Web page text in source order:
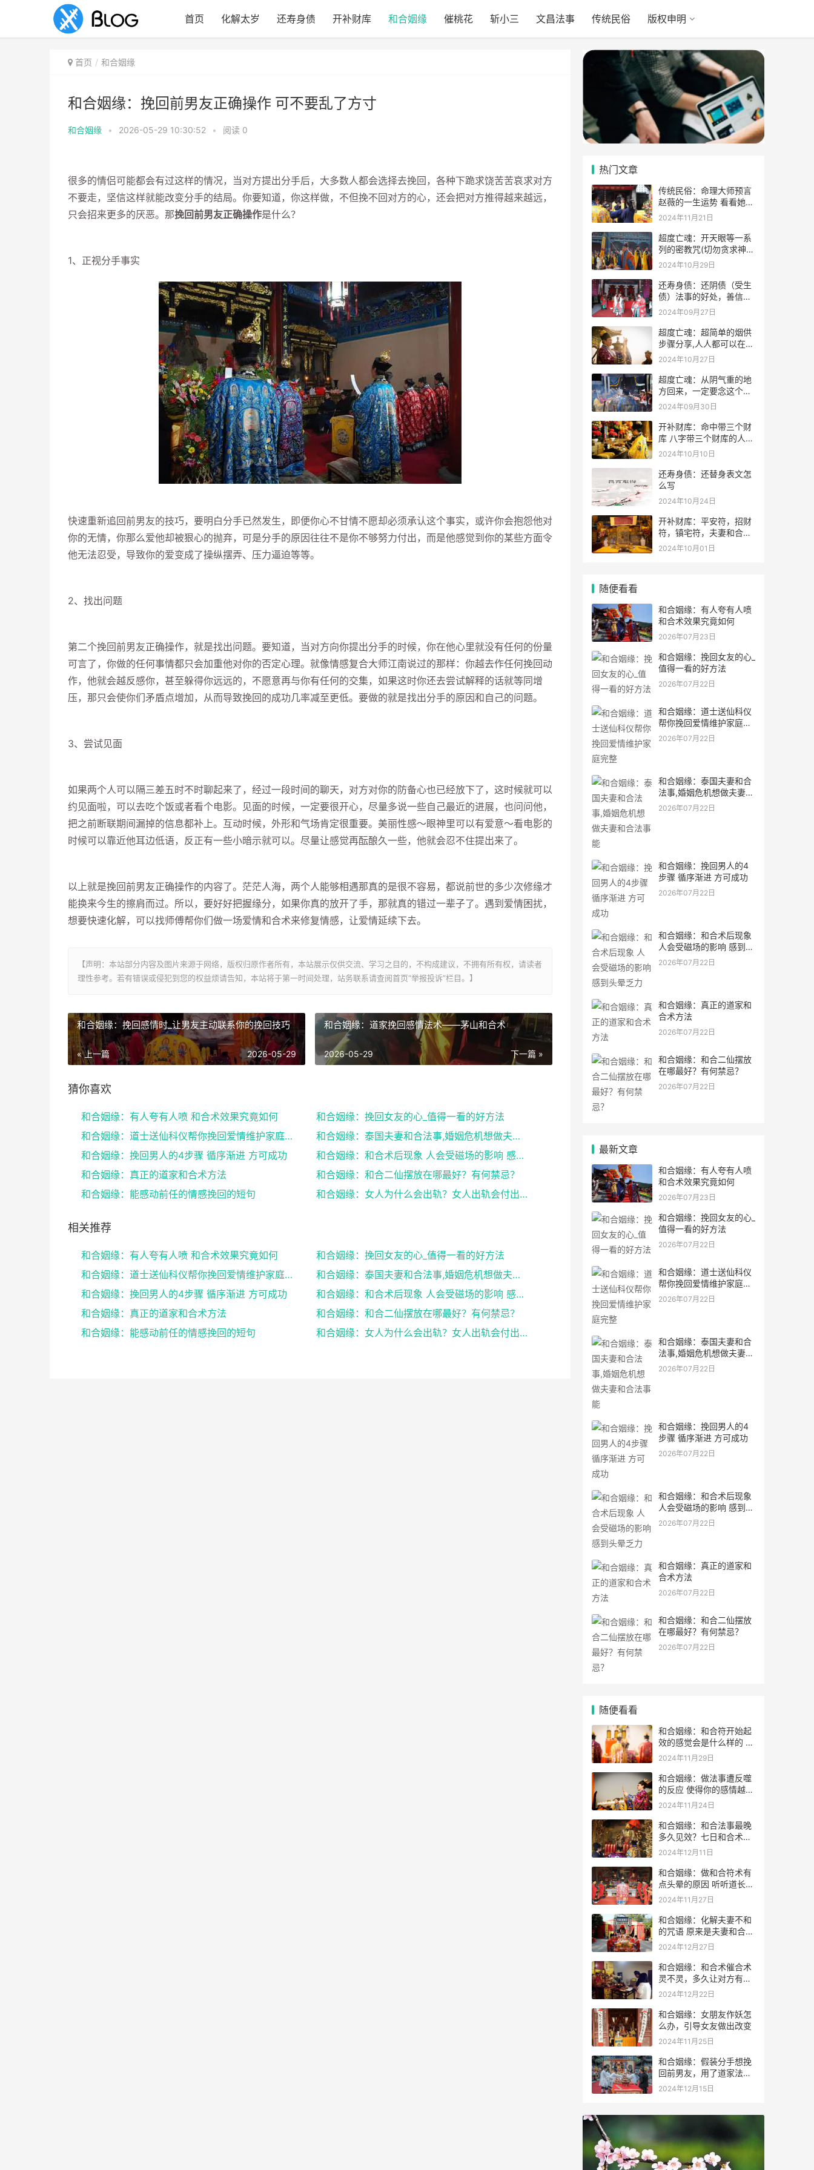
首页 化解太岁 还寿身债 开补财库 和合姻缘 催桃花 斩小三 文昌法事 传统民俗 版权申明
首页 和合姻缘
和合姻缘：挽回前男友正确操作 可不要乱了方寸
和合姻缘 • 2026-05-29 10:30:52 • 阅读 0
很多的情侣可能都会有过这样的情况，当对方提出分手后，大多数人都会选择去挽回，各种下跪求饶苦苦哀求对方
不要走，坚信这样就能改变分手的结局。你要知道，你这样做，不但挽不回对方的心，还会把对方推得越来越远，
只会招来更多的厌恶。那挽回前男友正确操作是什么？
1、正视分手事实
快速重新追回前男友的技巧，要明白分手已然发生，即便你心不甘情不愿却必须承认这个事实，或许你会抱怨他对
你的无情，你那么爱他却被狠心的抛弃，可是分手的原因往往不是你不够努力付出，而是他感觉到你的某些方面令
他无法忍受，导致你的爱变成了操纵摆弄、压力逼迫等等。
2、找出问题
第二个挽回前男友正确操作，就是找出问题。要知道，当对方向你提出分手的时候，你在他心里就没有任何的份量
可言了，你做的任何事情都只会加重他对你的否定心理。就像情感复合大师江南说过的那样：你越去作任何挽回动
作，他就会越反感你，甚至躲得你远远的，不愿意再与你有任何的交集，如果这时你还去尝试解释的话就等同增
压，那只会使你们矛盾点增加，从而导致挽回的成功几率减至更低。要做的就是找出分手的原因和自己的问题。
3、尝试见面
如果两个人可以隔三差五时不时聊起来了，经过一段时间的聊天，对方对你的防备心也已经放下了，这时候就可以
约见面啦，可以去吃个饭或者看个电影。见面的时候，一定要很开心，尽量多说一些自己最近的进展，也问问他，
把之前断联期间漏掉的信息都补上。互动时候，外形和气场肯定很重要。美丽性感～眼神里可以有爱意～看电影的
时候可以靠近他耳边低语，反正有一些小暗示就可以。尽量让感觉再酝酿久一些，他就会忍不住提出来了。
以上就是挽回前男友正确操作的内容了。茫茫人海，两个人能够相遇那真的是很不容易，都说前世的多少次修缘才
能换来今生的擦肩而过。所以，要好好把握缘分，如果你真的放开了手，那就真的错过一辈子了。遇到爱情困扰，
想要快速化解，可以找师傅帮你们做一场爱情和合术来修复情感，让爱情延续下去。
【声明：本站部分内容及图片来源于网络，版权归原作者所有，本站展示仅供交流、学习之目的，不构成建议，不拥有所有权，请读者
理性参考。若有错误或侵犯到您的权益烦请告知，本站将于第一时间处理，站务联系请查阅首页“举报投诉”栏目。】
和合姻缘：挽回感情时_让男友主动联系你的挽回技巧
« 上一篇 2026-05-29
和合姻缘：道家挽回感情法术——茅山和合术
下一篇 »
2026-05-29
猜你喜欢
和合姻缘：有人夸有人喷 和合术效果究竟如何
和合姻缘：挽回女友的心_值得一看的好方法
和合姻缘：道士送仙科仪帮你挽回爱情维护家庭完整
和合姻缘：泰国夫妻和合法事,婚姻危机想做夫妻和合法...
和合姻缘：挽回男人的4步骤 循序渐进 方可成功
和合姻缘：和合术后现象 人会受磁场的影响 感到头晕...
和合姻缘：真正的道家和合术方法
和合姻缘：和合二仙摆放在哪最好？有何禁忌？
和合姻缘：能感动前任的情感挽回的短句
和合姻缘：女人为什么会出轨？女人出轨会付出感情吗？
相关推荐
和合姻缘：有人夸有人喷 和合术效果究竟如何
和合姻缘：挽回女友的心_值得一看的好方法
和合姻缘：道士送仙科仪帮你挽回爱情维护家庭完整
和合姻缘：泰国夫妻和合法事,婚姻危机想做夫妻和合法...
和合姻缘：挽回男人的4步骤 循序渐进 方可成功
和合姻缘：和合术后现象 人会受磁场的影响 感到头晕...
和合姻缘：真正的道家和合术方法
和合姻缘：和合二仙摆放在哪最好？有何禁忌？
和合姻缘：能感动前任的情感挽回的短句
和合姻缘：女人为什么会出轨？女人出轨会付出感情吗？
热门文章
传统民俗：命理大师预言
赵薇的一生运势 看看她的
表示
2024年11月21日
超度亡魂：开天眼等一系
列的密教咒(切勿贪求神
通)
2024年10月29日
还寿身债：还阴债（受生
债）法事的好处，善信必
看！
2024年09月27日
超度亡魂：超简单的烟供
步骤分享,人人都可以在家
做烟供
2024年10月27日
超度亡魂：从阴气重的地
方回来，一定要念这个
咒！
2024年09月30日
开补财库：命中带三个财
库 八字带三个财库的人是
不是很有钱？
2024年10月10日
还寿身债：还替身表文怎
么写
2024年10月24日
开补财库：平安符，招财
符，镇宅符，夫妻和合符.
灵符符咒.
2024年10月01日
随便看看
和合姻缘：有人夸有人喷
和合术效果究竟如何
2026年07月23日
和合姻缘：挽回女友的心_
值得一看的好方法
2026年07月22日
和合姻缘：道士送仙科仪
帮你挽回爱情维护家庭完
整
2026年07月22日
和合姻缘：泰国夫妻和合
法事,婚姻危机想做夫妻和
合法事能
2026年07月22日
和合姻缘：挽回男人的4
步骤 循序渐进 方可成功
2026年07月22日
和合姻缘：和合术后现象
人会受磁场的影响 感到头
晕乏力
2026年07月22日
和合姻缘：真正的道家和
合术方法
2026年07月22日
和合姻缘：和合二仙摆放
在哪最好？有何禁忌？
2026年07月22日
最新文章
和合姻缘：有人夸有人喷
和合术效果究竟如何
2026年07月23日
和合姻缘：挽回女友的心_
值得一看的好方法
2026年07月22日
和合姻缘：道士送仙科仪
帮你挽回爱情维护家庭完
整
2026年07月22日
和合姻缘：泰国夫妻和合
法事,婚姻危机想做夫妻和
合法事能
2026年07月22日
和合姻缘：挽回男人的4
步骤 循序渐进 方可成功
2026年07月22日
和合姻缘：和合术后现象
人会受磁场的影响 感到头
晕乏力
2026年07月22日
和合姻缘：真正的道家和
合术方法
2026年07月22日
和合姻缘：和合二仙摆放
在哪最好？有何禁忌？
2026年07月22日
随便看看
和合姻缘：和合符开始起
效的感觉会是什么样的 如
何判断和合术是否起效
2024年11月29日
和合姻缘：做法事遭反噬
的反应 使得你的感情越变
越差
2024年11月24日
和合姻缘：和合法事最晚
多久见效？七日和合术可
靠吗？
2024年12月11日
和合姻缘：做和合符术有
点头晕的原因 听听道长的
解析
2024年11月27日
和合姻缘：化解夫妻不和
的咒语 原来是夫妻和合术
咒语
2024年12月27日
和合姻缘：和合术催合术
灵不灵，多久让对方有感
应？
2024年12月22日
和合姻缘：女朋友作妖怎
么办，引导女友做出改变
2024年11月25日
和合姻缘：假装分手想挽
回前男友，用了道家法术
成功进行挽回
2024年12月15日